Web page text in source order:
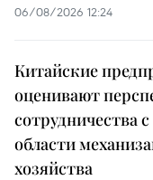
06/08/2026 12:24
Китайские
оценивают
сотрудничества
области
хозяйства